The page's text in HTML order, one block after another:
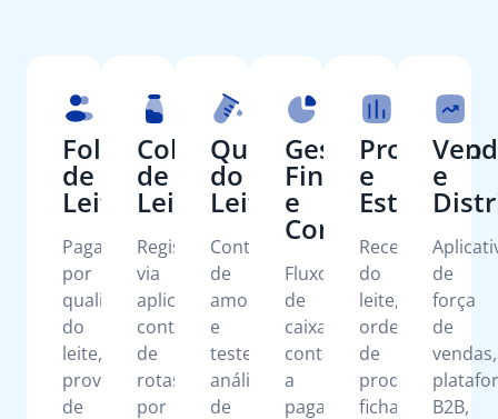
Folha
de
Leite
Pagamento
por
qualidade
do
leite,
provisionamento
de
Coleta
de
Leite
Registro
via
aplicativo,
controle
de
rotas
por
Qualidade
do
Leite
Controle
de
amostras
e
testes,
análises
de
Gestão
Financeira
e
Contábil
Fluxo
de
caixa,
contas
a
pagar
Produção
e
Estoque
Recepção
do
leite,
ordens
de
produção,
ficha
e
de
força
de
vendas,
B2B,